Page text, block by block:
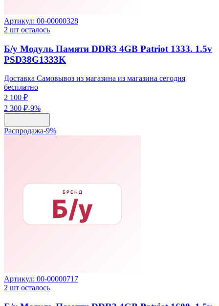
Артикул: 00-00000328
2 шт осталось
Б/у Модуль Памяти DDR3 4GB Patriot 1333. 1.5v
PSD38G1333K
Доставка Самовывоз из магазина из магазина сегодня
бесплатно
2 100 ₽
2 300 ₽-9%
Распродажа-9%
Артикул: 00-00000717
2 шт осталось